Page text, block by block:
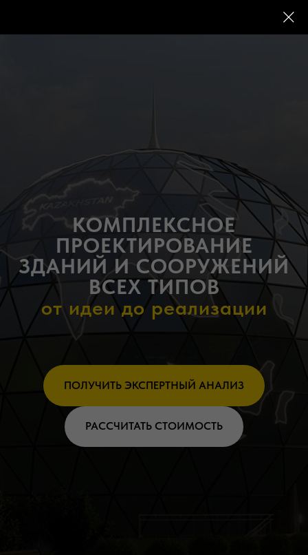
КОМПЛЕКСНОЕ
ПРОЕКТИРОВАНИЕ
ЗДАНИЙ И СООРУЖЕНИЙ
ВСЕХ ТИПОВ
от идеи до реализации
ПОЛУЧИТЬ ЭКСПЕРТНЫЙ АНАЛИЗ
РАССЧИТАТЬ СТОИМОСТЬ